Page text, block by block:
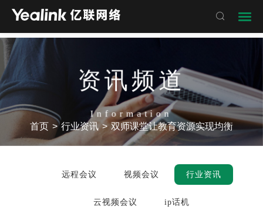

资讯频道
Information
首页 > 行业资讯 > 双师课堂让教育资源实现均衡
远程会议 视频会议 行业资讯
云视频会议 ip话机